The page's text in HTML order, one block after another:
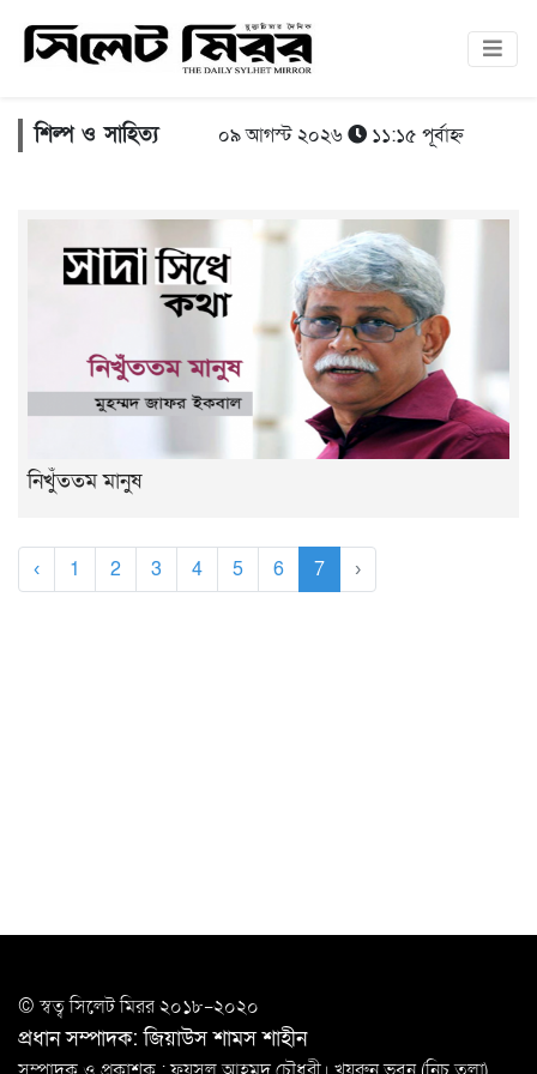
শিল্প ও সাহিত্য ০৯ আগস্ট ২০২৬ ১১:১৫ পূর্বাহ্ন
নিখুঁততম মানুষ
‹ 1 2 3 4 5 6 7 ›
© স্বত্ব সি‌লেট মিরর ২০১৮-২০২০
প্রধান সম্পাদক: জিয়াউস শামস শাহীন